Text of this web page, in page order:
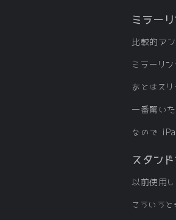
ミラー
比較的ア
ミラーリ
あとはス
一番驚い
なので
スタン
以前使用
こういう